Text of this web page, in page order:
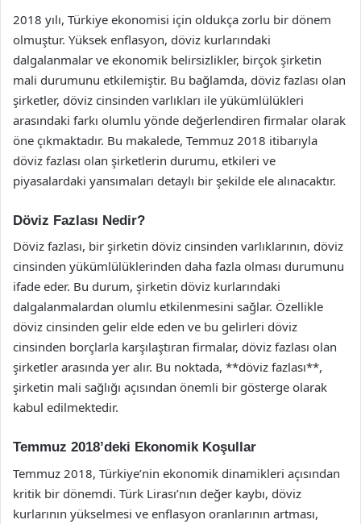
2018 yılı, Türkiye ekonomisi için oldukça zorlu bir dönem
olmuştur. Yüksek enflasyon, döviz kurlarındaki
dalgalanmalar ve ekonomik belirsizlikler, birçok şirketin
mali durumunu etkilemiştir. Bu bağlamda, döviz fazlası olan
şirketler, döviz cinsinden varlıkları ile yükümlülükleri
arasındaki farkı olumlu yönde değerlendiren firmalar olarak
öne çıkmaktadır. Bu makalede, Temmuz 2018 itibarıyla
döviz fazlası olan şirketlerin durumu, etkileri ve
piyasalardaki yansımaları detaylı bir şekilde ele alınacaktır.
Döviz Fazlası Nedir?
Döviz fazlası, bir şirketin döviz cinsinden varlıklarının, döviz
cinsinden yükümlülüklerinden daha fazla olması durumunu
ifade eder. Bu durum, şirketin döviz kurlarındaki
dalgalanmalardan olumlu etkilenmesini sağlar. Özellikle
döviz cinsinden gelir elde eden ve bu gelirleri döviz
cinsinden borçlarla karşılaştıran firmalar, döviz fazlası olan
şirketler arasında yer alır. Bu noktada, **döviz fazlası**,
şirketin mali sağlığı açısından önemli bir gösterge olarak
kabul edilmektedir.
Temmuz 2018’deki Ekonomik Koşullar
Temmuz 2018, Türkiye’nin ekonomik dinamikleri açısından
kritik bir dönemdi. Türk Lirası’nın değer kaybı, döviz
kurlarının yükselmesi ve enflasyon oranlarının artması,